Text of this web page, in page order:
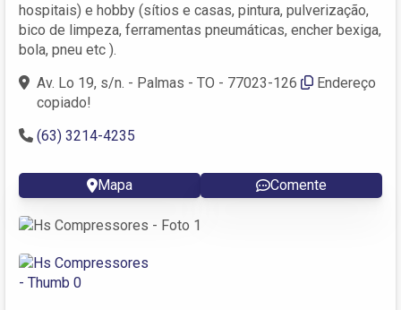
hospitais) e hobby (sítios e casas, pintura, pulverização,
bico de limpeza, ferramentas pneumáticas, encher bexiga,
bola, pneu etc ).
Av. Lo 19, s/n. - Palmas - TO - 77023-126
Endereço
copiado!
(63) 3214-4235
Mapa Comente